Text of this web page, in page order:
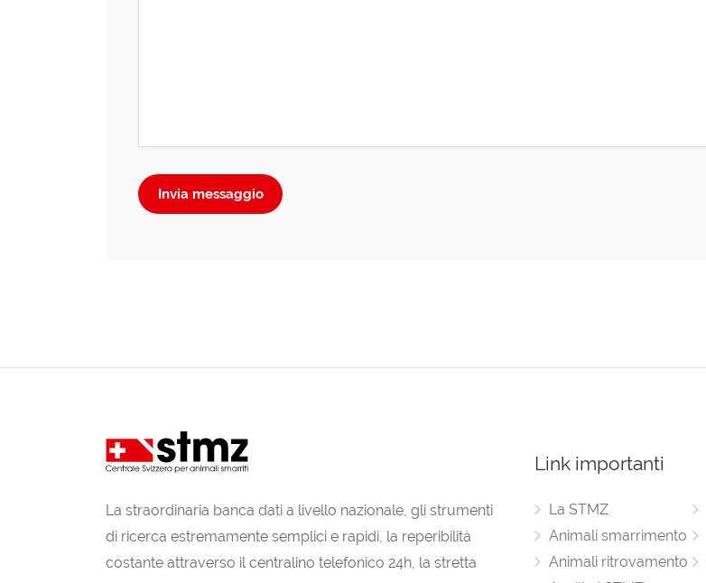
Invia messaggio
La straordinaria banca dati a livello nazionale, gli strumenti
di ricerca estremamente semplici e rapidi, la reperibilità
costante attraverso il centralino telefonico 24h, la stretta
Link importanti
La STMZ
Animali smarrimento
Animali ritrovamento